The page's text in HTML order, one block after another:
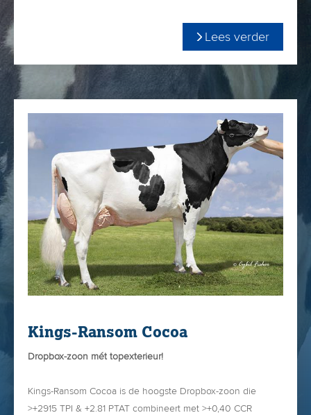
De grootmoeder is de met 90 punten ingeschreven Kings-
Ransom Dakota. Zij maakt enorm beste lijsten met een hoog
vetgehalte en zij is de moeder van fokstier Kings-Ransom
Dynasty. Dat geeft vertrouwen!
Kings-Ransom P Dazzle; DE COMPLETE OUTCROSS-STIER!
+1.17 FLC
1.7 SCE
aAa-342
€ 29,-
U besteld Dazzle gemakkelijk via onzeWEBSHOP
Lees verder
Kings-Ransom Cocoa
Dropbox-zoon mét topexterieur!
Kings-Ransom Cocoa is de hoogste Dropbox-zoon die
>+2915 TPI & +2.81 PTAT combineert met >+0,40 CCR